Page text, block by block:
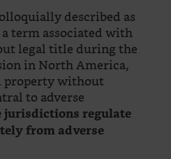
described as
term associated with
legal title during the
in North America,
property without
to adverse
jurisdictions regulate
from adverse